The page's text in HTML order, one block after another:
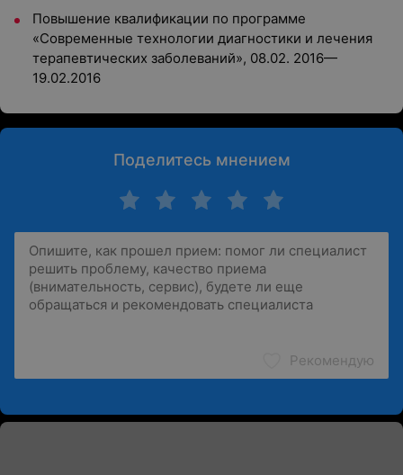
Повышение квалификации по программе
«Современные технологии диагностики и лечения
терапевтических заболеваний», 08.02. 2016—
19.02.2016
Поделитесь мнением
Рекомендую